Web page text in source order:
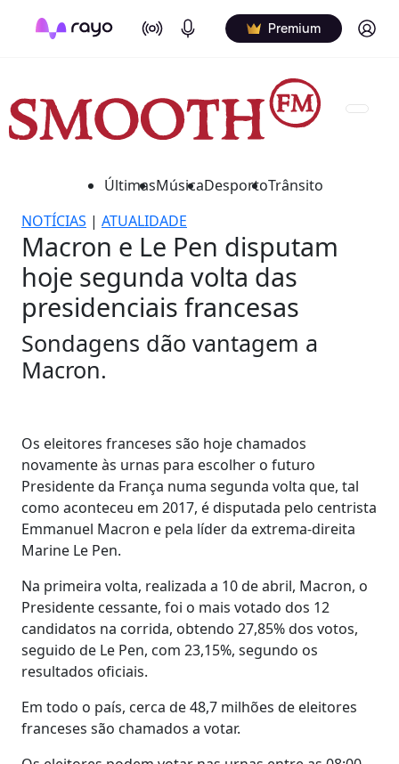
On Air Podcasts Premium Log in
ÚltimasMúsicaDesportoTrânsito
NOTÍCIAS | ATUALIDADE
Macron e Le Pen disputam
hoje segunda volta das
presidenciais francesas
Sondagens dão vantagem a
Macron.
Os eleitores franceses são hoje chamados
novamente às urnas para escolher o futuro
Presidente da França numa segunda volta que, tal
como aconteceu em 2017, é disputada pelo centrista
Emmanuel Macron e pela líder da extrema-direita
Marine Le Pen.
Na primeira volta, realizada a 10 de abril, Macron, o
Presidente cessante, foi o mais votado dos 12
candidatos na corrida, obtendo 27,85% dos votos,
seguido de Le Pen, com 23,15%, segundo os
resultados oficiais.
Em todo o país, cerca de 48,7 milhões de eleitores
franceses são chamados a votar.